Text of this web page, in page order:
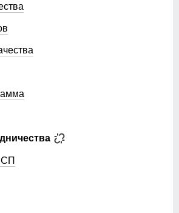
демисезонная куртка должна иметь
модели, для изготовления которых
фурнитура.
СП